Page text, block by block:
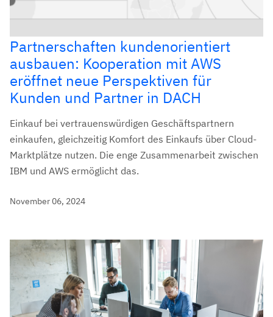
Partnerschaften kundenorientiert
ausbauen: Kooperation mit AWS
eröffnet neue Perspektiven für
Kunden und Partner in DACH
Einkauf bei vertrauenswürdigen Geschäftspartnern
einkaufen, gleichzeitig Komfort des Einkaufs über Cloud-
Marktplätze nutzen. Die enge Zusammenarbeit zwischen
IBM und AWS ermöglicht das.
November 06, 2024